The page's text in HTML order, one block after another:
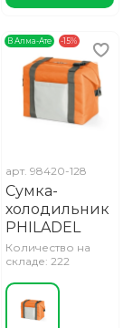
В Алма-Ате -15%
арт.98420-128
Сумка-
холодильник
PHILADEL
Количество на
складе: 222